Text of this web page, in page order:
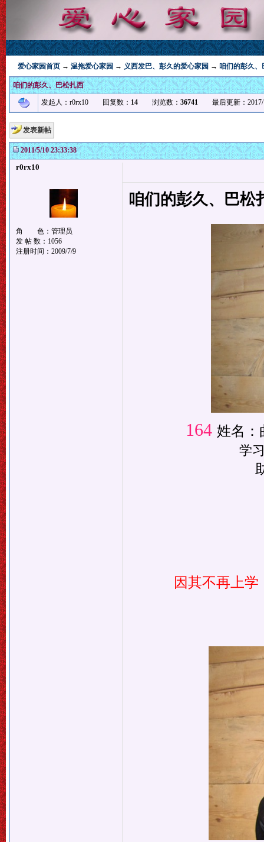
爱心家园首页 → 温拖爱心家园 → 义西发巴、彭久的爱心家园 → 咱们的彭久、
咱们的彭久、巴松扎西
发起人：r0rx10 回复数： 14 浏览数： 36741 最后更新：2017/
发表新帖
2011/5/10 23:33:38
r0rx10
角 色：管理员
发 帖 数：1056
注册时间：2009/7/9
咱们的彭久、巴松
164 姓名：
学
因其不再上